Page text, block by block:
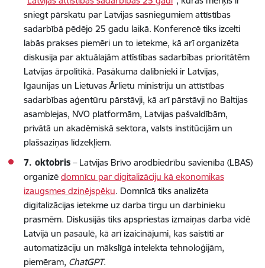
sniegt pārskatu par Latvijas sasniegumiem attīstības
sadarbībā pēdējo 25 gadu laikā. Konferencē tiks izcelti
labās prakses piemēri un to ietekme, kā arī organizēta
diskusija par aktuālajām attīstības sadarbības prioritātēm
Latvijas ārpolitikā. Pasākuma dalībnieki ir Latvijas,
Igaunijas un Lietuvas Ārlietu ministriju un attīstības
sadarbības aģentūru pārstāvji, kā arī pārstāvji no Baltijas
asamblejas, NVO platformām, Latvijas pašvaldībām,
privātā un akadēmiskā sektora, valsts institūcijām un
plašsaziņas līdzekļiem.
7. oktobris – Latvijas Brīvo arodbiedrību savienība (LBAS)
organizē domnīcu par digitalizāciju kā ekonomikas
izaugsmes dzinējspēku. Domnīcā tiks analizēta
digitalizācijas ietekme uz darba tirgu un darbinieku
prasmēm. Diskusijās tiks apspriestas izmaiņas darba vidē
Latvijā un pasaulē, kā arī izaicinājumi, kas saistīti ar
automatizāciju un mākslīgā intelekta tehnoloģijām,
piemēram, ChatGPT.